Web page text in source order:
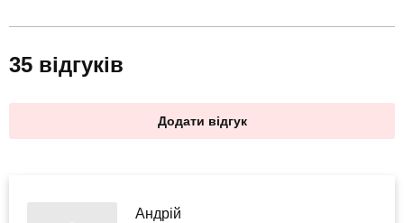
35 відгуків
Додати відгук
Андрій